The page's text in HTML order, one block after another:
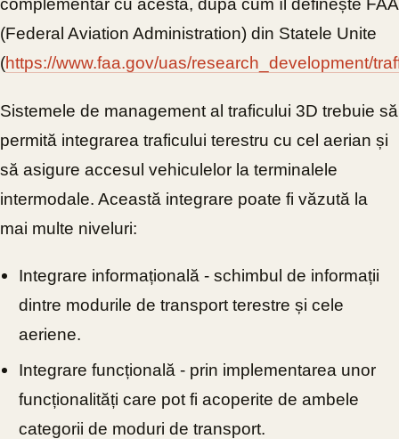
complementar cu acesta, după cum îl definește FAA
(Federal Aviation Administration) din Statele Unite
(https://www.faa.gov/uas/research_development/
Sistemele de management al traficului 3D trebuie să
permită integrarea traficului terestru cu cel aerian și
să asigure accesul vehiculelor la terminalele
intermodale. Această integrare poate fi văzută la
mai multe niveluri:
Integrare informațională - schimbul de informații
dintre modurile de transport terestre și cele
aeriene.
Integrare funcțională - prin implementarea unor
funcționalități care pot fi acoperite de ambele
categorii de moduri de transport.